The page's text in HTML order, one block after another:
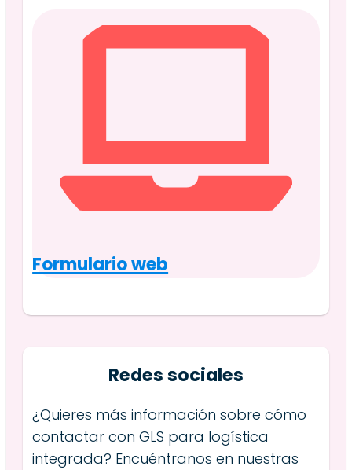
Formulario web
Redes sociales
¿Quieres más información sobre cómo
contactar con GLS para logística
integrada? Encuéntranos en nuestras